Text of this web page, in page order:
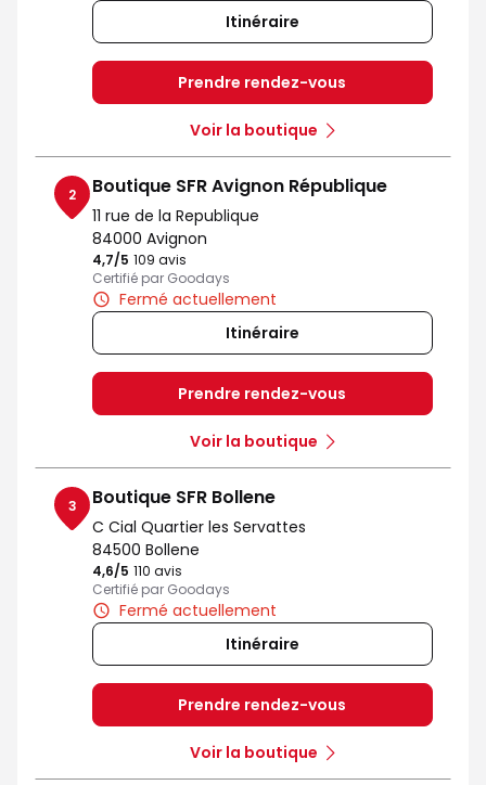
Itinéraire
Prendre rendez-vous
Voir la boutique
2 Boutique SFR Avignon République
11 rue de la Republique
84000 Avignon
4,7/5 Note de 4.7 sur 5
109 avis
Certifié par Goodays
Fermé actuellement
Itinéraire
Prendre rendez-vous
Voir la boutique
3 Boutique SFR Bollene
C Cial Quartier les Servattes
84500 Bollene
4,6/5 Note de 4.6 sur 5
110 avis
Certifié par Goodays
Fermé actuellement
Itinéraire
Prendre rendez-vous
Voir la boutique